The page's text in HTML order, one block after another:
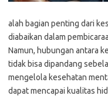
alah bagian penting dari
diabaikan dalam
Namun, hubungan antara
tidak bisa dipandang
mengelola kesehatan
dapat mencapai kualitas